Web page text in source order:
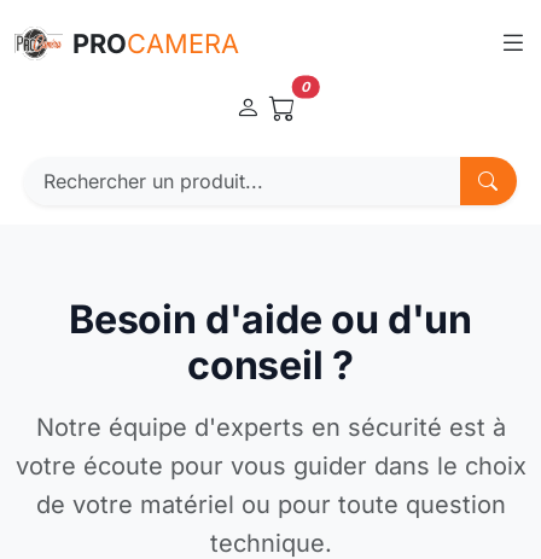
PROCAMERA
0
Besoin d'aide ou d'un
conseil ?
Notre équipe d'experts en sécurité est à
votre écoute pour vous guider dans le choix
de votre matériel ou pour toute question
technique.